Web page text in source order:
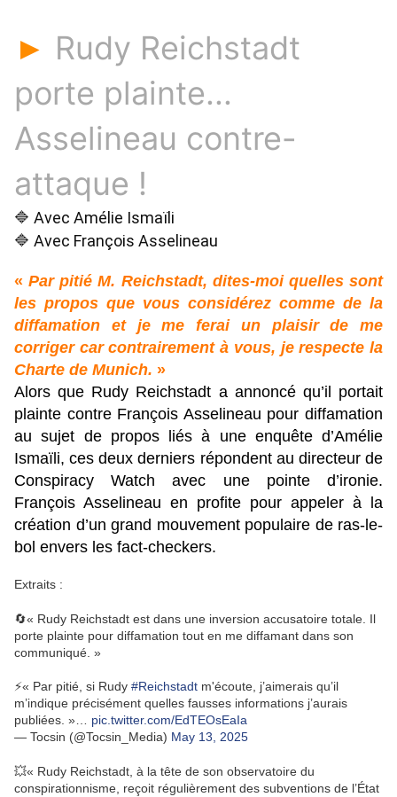
► Rudy Reichstadt
porte plainte...
Asselineau contre-
attaque !
🔷 Avec Amélie Ismaïli
🔷 Avec François Asselineau
«Par pitié M. Reichstadt, dites-moi quelles sont
les propos que vous considérez comme de la
diffamation et je me ferai un plaisir de me
corriger car contrairement à vous, je respecte la
Charte de Munich. »
Alors que Rudy Reichstadt a annoncé qu’il portait
plainte contre François Asselineau pour diffamation
au sujet de propos liés à une enquête d’Amélie
Ismaïli, ces deux derniers répondent au directeur de
Conspiracy Watch avec une pointe d’ironie.
François Asselineau en profite pour appeler à la
création d’un grand mouvement populaire de ras-le-
bol envers les fact-checkers.
Extraits :
🔄« Rudy Reichstadt est dans une inversion accusatoire totale. Il
porte plainte pour diffamation tout en me diffamant dans son
communiqué. »
⚡️« Par pitié, si Rudy #Reichstadt m'écoute, j’aimerais qu’il
m’indique précisément quelles fausses informations j’aurais
publiées. »… pic.twitter.com/EdTEOsEaIa
— Tocsin (@Tocsin_Media) May 13, 2025
💥« Rudy Reichstadt, à la tête de son observatoire du
conspirationnisme, reçoit régulièrement des subventions de l’État